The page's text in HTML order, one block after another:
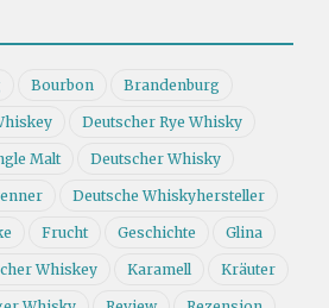
Bourbon Brandenburg
Deutscher Rye Whisky
Malt Deutscher Whisky
Deutsche Whiskyhersteller
Frucht Geschichte Glina
Whiskey Karamell Kräuter